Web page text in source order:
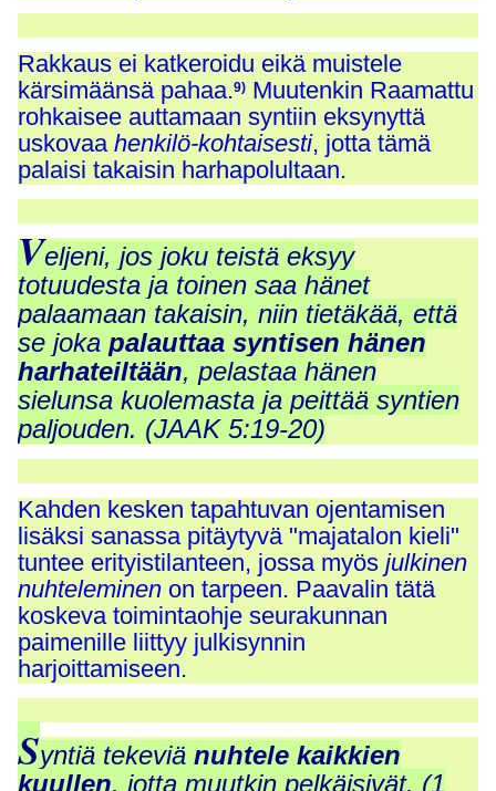
Rakkaus ei katkeroidu eikä muistele
kärsimäänsä pahaa.9) Muutenkin Raamattu
rohkaisee auttamaan syntiin eksynyttä
uskovaahenkilö-kohtaisesti, jotta tämä
palaisi takaisin harhapolultaan.
Veljeni, jos joku teistä eksyy
totuudesta ja toinen saa hänet
palaamaan takaisin, niin tietäkää, että
se jokapalauttaa syntisen hänen
harhateiltään, pelastaa hänen
sielunsa kuolemasta ja peittää syntien
paljouden. (JAAK 5:19-20)
Kahden kesken tapahtuvan ojentamisen
lisäksi sanassa pitäytyvä "majatalon kieli"
tuntee erityistilanteen, jossa myösjulkinen
nuhteleminen on tarpeen. Paavalin tätä
koskeva toimintaohje seurakunnan
paimenille liittyy julkisynnin
harjoittamiseen.
Syntiä tekeviänuhtele kaikkien
kuullen, jotta muutkin pelkäisivät. (1